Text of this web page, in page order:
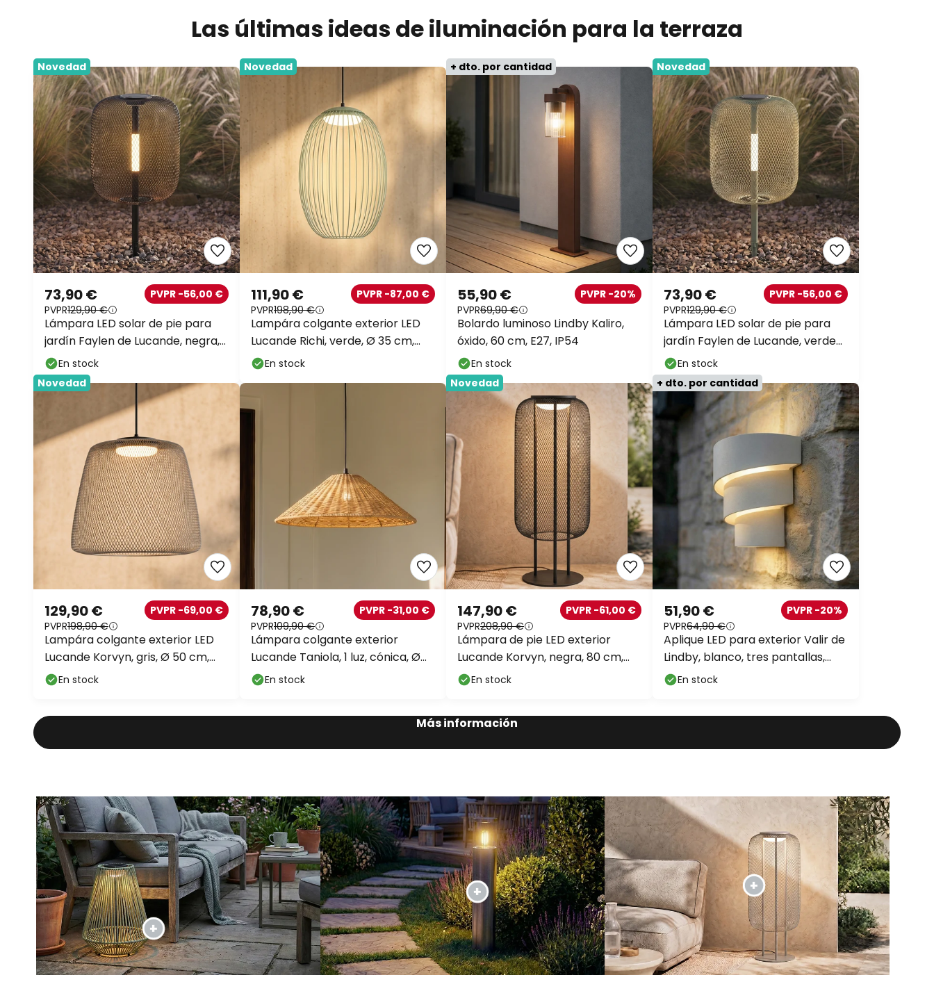
Las últimas ideas de iluminación para la terraza
Novedad
73,90 €
PVPR129,90 €
PVPR -56,00 €
Lámpara LED solar de pie para
jardín Faylen de Lucande, negra,
IP65En stock
Novedad
111,90 €
PVPR198,90 €
PVPR -87,00 €
Lampára colgante exterior LED
Lucande Richi, verde, Ø 35 cm,
atenuable
En stock
+ dto. por cantidad
55,90 €
PVPR69,90 €
PVPR -20%
Bolardo luminoso Lindby Kaliro,
óxido, 60 cm, E27, IP54
En stock
Novedad
73,90 €
PVPR129,90 €
PVPR -56,00 €
Lámpara LED solar de pie para
jardín Faylen de Lucande, verde
salvia, IP65
En stock
Novedad
129,90 €
PVPR198,90 €
PVPR -69,00 €
Lampára colgante exterior LED
Lucande Korvyn, gris, Ø 50 cm,
regulable por pasos
En stock
78,90 €
PVPR109,90 €
PVPR -31,00 €
Lámpara colgante exterior
Lucande Taniola, 1 luz, cónica, Ø
60 cm
En stock
Novedad
147,90 €
PVPR208,90 €
PVPR -61,00 €
Lámpara de pie LED exterior
Lucande Korvyn, negra, 80 cm,
IP44En stock
+ dto. por cantidad
51,90 €
PVPR64,90 €
PVPR -20%
Aplique LED para exterior Valir de
Lindby, blanco, tres pantallas,
IP54En stock
Más información